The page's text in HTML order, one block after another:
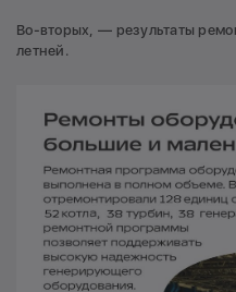
Во-вторых, — результаты
летней.